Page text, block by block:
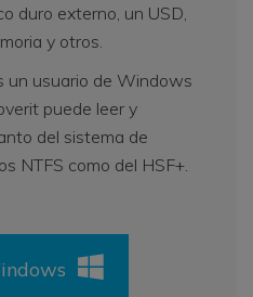
duro externo, un USD,
y otros.
un usuario de Windows
puede leer y
del sistema de
NTFS como del HSF+.